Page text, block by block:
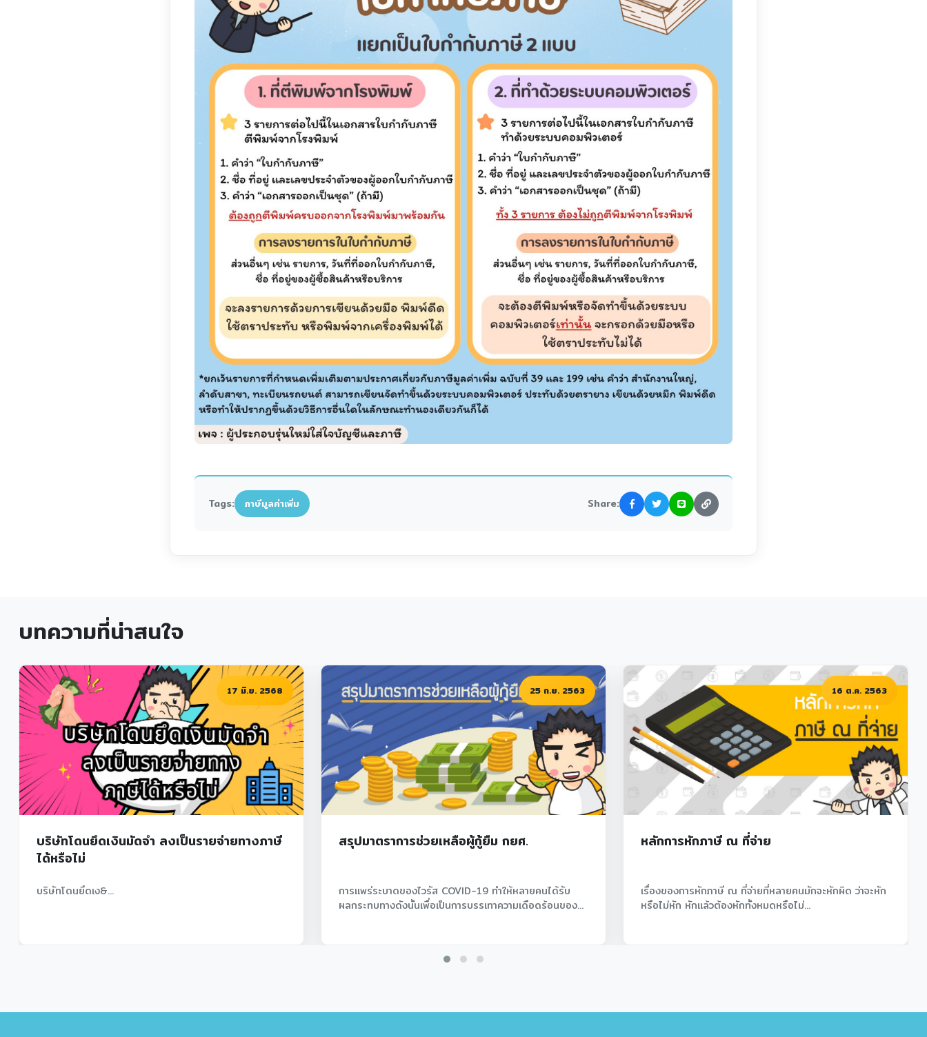
Tags: ภาษีมูลค่าเพิ่ม Share:
บทความที่น่าสนใจ
มิ.ย. 2568
ทางภาษี
25 ก.ย. 2563
สรุปมาตราการช่วยเหลือผู้กู้ยืม กยศ.
การแพร่ระบาดของไวรัส COVID-19 ทำให้หลายคนได้รับ
ผลกระทบทางดังนั้นเพื่อเป็นการบรรเทาความเดือดร้อนของ...
16 ต.ค. 2563
หลักการหักภาษี ณ ที่จ่าย
เรื่องของการหักภาษี ณ ที่จ่ายที่หลายคนมักจะหักผิด ว่าจะหัก
หรือไม่หัก หักแล้วต้องหักทั้งหมดหรือไม่...
เงินกู้ยืมกรรมการ
ถ้าถามผู้ประกอบการที่ทำธุรกิจในรูปแบบนิติบุคคลม
ขึ้น ปัญหาเรื่องอะไรที่ปวดหัวอันดับต้นๆ...